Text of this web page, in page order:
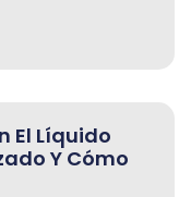
El Líquido
Y Cómo